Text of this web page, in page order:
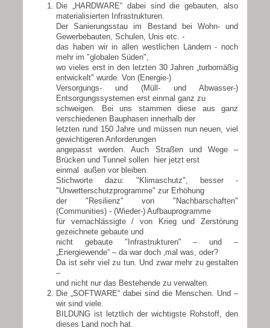
Die
„HARDWARE“dabei sind die gebauten, also
materialisierten Infrastrukturen.
Der Sanierungsstau im Bestand bei Wohn- und
Gewerbebauten, Schulen, Unis etc. -
das haben wir in allen westlichen Ländern - noch
mehr im "globalen Süden",
wo vieles erst in den letzten 30 Jahren „turbomäßig
entwickelt" wurde. Von (Energie-)
Versorgungs- und (Müll- und Abwasser-)
Entsorgungssystemen erst einmal ganz zu
schweigen. Bei uns stammen diese aus ganz
verschiedenen Bauphasen innerhalb der
letzten rund 150 Jahre und müssen nun neuen, viel
gewichtigeren Anforderungen
angepasst werden. Auch Straßen und Wege –
Brücken und Tunnel sollen hier jetzt erst
einmal außen vor bleiben.
Stichworte dazu: "Klimaschutz", besser -
"Unwetterschutzprogramme" zur Erhöhung
der "Resilienz" von "Nachbarschaften"
(Communities) - (Wieder-) Aufbauprogramme
für vernachlässigte / von Krieg und Zerstörung
gezeichnete gebaute und
nicht gebaute "Infrastrukturen" – und –
„Energiewende“ – da war doch ‚mal was, oder?
Da ist sehr viel zu tun. Und zwar mehr zu gestalten
–
und nicht nur das Bestehende zu verwalten.
Die „SOFTWARE“ dabei sind die Menschen. Und –
wir sind viele.
BILDUNG ist letztlich der wichtigste Rohstoff, den
dieses Land noch hat.